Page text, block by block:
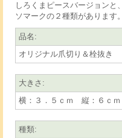
しろくまピースバージョンと
ソマークの２種類があります。
品名 :
オリジナル爪切り＆栓抜き
大きさ :
横：３．５ｃｍ 縦：６ｃｍ
種類: